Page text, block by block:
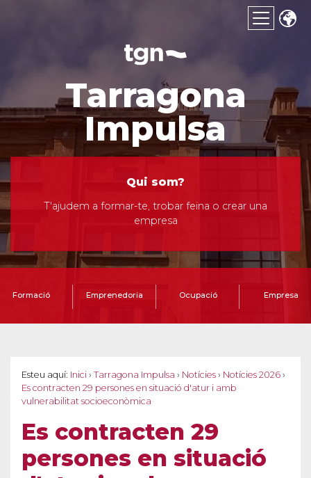
Tarragona
Impulsa
Qui som?
T'ajudem a formar-te, trobar feina o crear una
empresa
Formació Emprenedoria Ocupació Empresa
Esteu aquí: Inici › Tarragona Impulsa › Notícies › Notícies 2026 ›
Es contracten 29 persones en situació d'atur i amb
vulnerabilitat socioeconòmica
Es contracten 29
persones en situació